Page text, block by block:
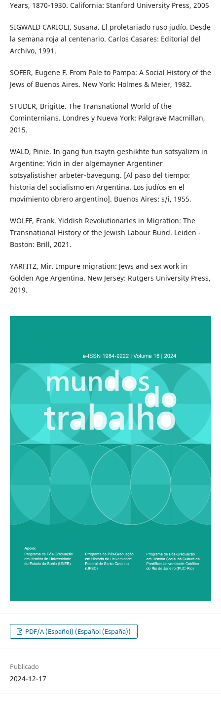
Years, 1870-1930. California: Stanford University Press, 2005
SIGWALD CARIOLI, Susana. El proletariado ruso judío. Desde
la semana roja al centenario. Carlos Casares: Editorial del
Archivo, 1991.
SOFER, Eugene F. From Pale to Pampa: A Social History of the
Jews of Buenos Aires. New York: Holmes & Meier, 1982.
STUDER, Brigitte. The Transnational World of the
Cominternians. Londres y Nueva York: Palgrave Macmillan,
2015.
WALD, Pinie. In gang fun tsaytn geshikhte fun sotsyalizm in
Argentine: Yidn in der algemayner Argentiner
sotsyalistisher arbeter-bavegung. [Al paso del tiempo:
historia del socialismo en Argentina. Los judíos en el
movimiento obrero argentino]. Buenos Aires: s/i, 1955.
WOLFF, Frank. Yiddish Revolutionaries in Migration: The
Transnational History of the Jewish Labour Bund. Leiden -
Boston: Brill, 2021.
YARFITZ, Mir. Impure migration: Jews and sex work in
Golden Age Argentina. New Jersey: Rutgers University Press,
2019.
PDF/A (Español) (Español (España))
Publicado
2024-12-17